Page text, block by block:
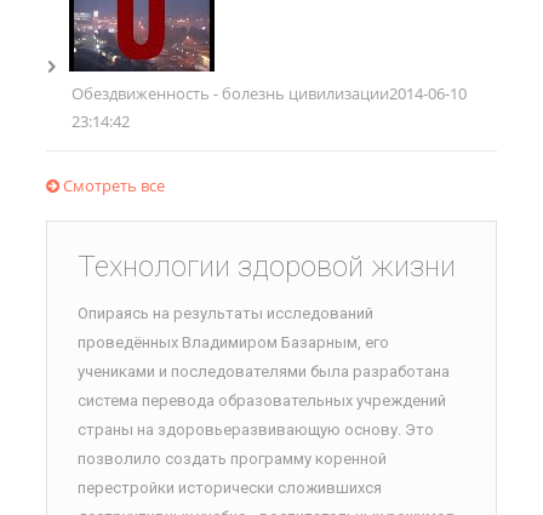
Обездвиженность - болезнь цивилизации2014-06-10
23:14:42
Смотреть все
Технологии здоровой жизни
Опираясь на результаты исследований
проведённых Владимиром Базарным, его
учениками и последователями была разработана
система перевода образовательных учреждений
страны на здоровьеразвивающую основу. Это
позволило создать программу коренной
перестройки исторически сложившихся